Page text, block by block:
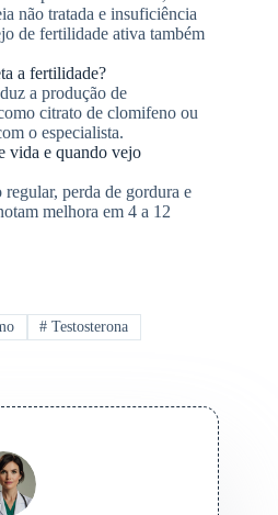
não tratada e insuficiência
de fertilidade ativa também
a fertilidade?
a produção de
citrato de clomifeno ou
o especialista.
vida e quando vejo
perda de gordura e
melhora em 4 a 12
# Testosterona